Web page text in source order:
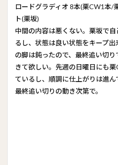
ロードグラディオ 8本(栗CW1本/
ト(栗坂)
中間の内容は悪くない。栗坂で
るし、状態は良い状態をキープ
の脚は鈍ったので、最終追い切
きて欲しい。先週の日曜日にも
ているし、順調に仕上がりは進ん
最終追い切りの動き次第で。